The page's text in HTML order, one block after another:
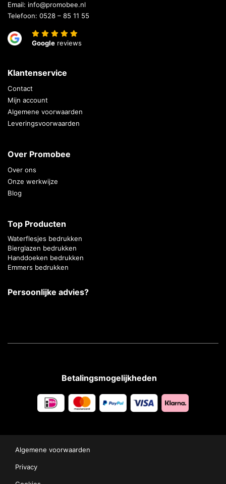
Email: info@promobee.nl
Telefoon: 0528 – 85 11 55
Google reviews
Klantenservice
Contact
Mijn account
Algemene voorwaarden
Leveringsvoorwaarden
Over Promobee
Over ons
Onze werkwijze
Blog
Top Producten
Waterflesjes bedrukken
Bierglazen bedrukken
Handdoeken bedrukken
Emmers bedrukken
Persoonlijke advies?
Betalingsmogelijkheden
Algemene voorwaarden
Privacy